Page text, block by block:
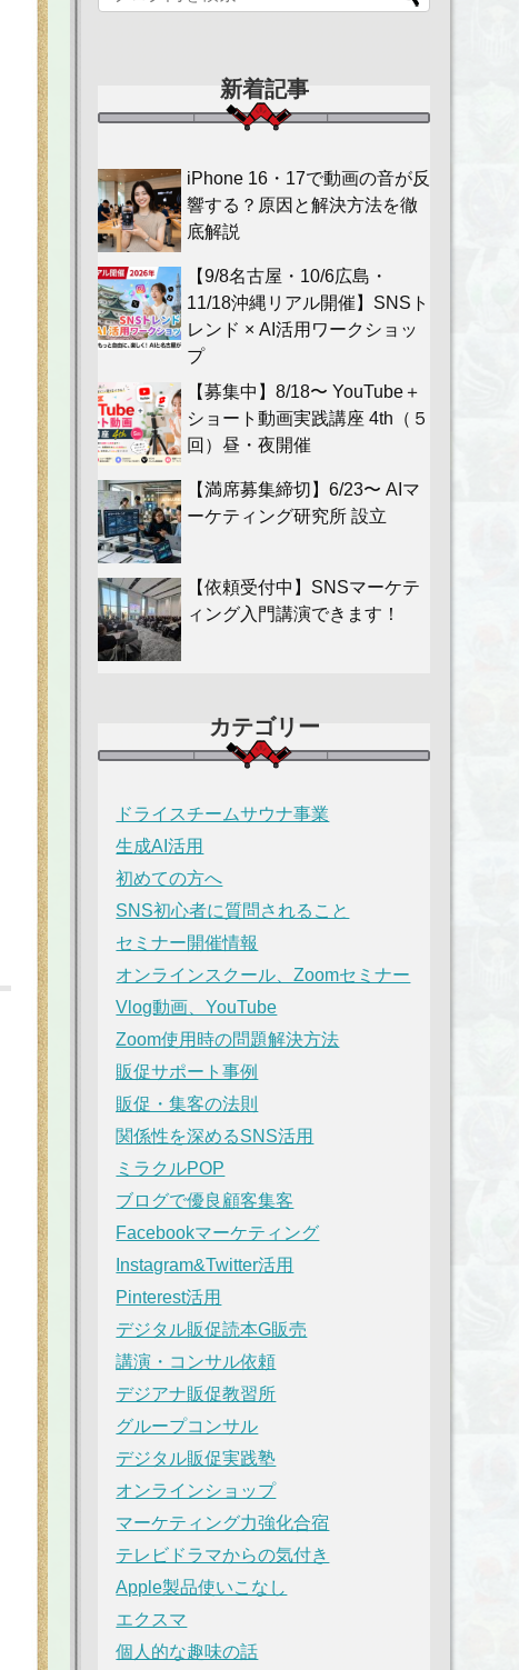
新着記事
iPhone 16・17で動画の音が反
響する？原因と解決方法を徹
底解説
【9/8名古屋・10/6広島・
11/18沖縄リアル開催】SNSト
レンド × AI活用ワークショッ
プ
【募集中】8/18〜 YouTube＋
ショート動画実践講座 4th（５
回）昼・夜開催
【満席募集締切】6/23〜 AIマ
ーケティング研究所 設立
【依頼受付中】SNSマーケテ
ィング入門講演できます！
カテゴリー
ドライスチームサウナ事業
生成AI活用
初めての方へ
SNS初心者に質問されること
セミナー開催情報
オンラインスクール、Zoomセミナー
Vlog動画、YouTube
Zoom使用時の問題解決方法
販促サポート事例
販促・集客の法則
関係性を深めるSNS活用
ミラクルPOP
ブログで優良顧客集客
Facebookマーケティング
Instagram&Twitter活用
Pinterest活用
デジタル販促読本G販売
講演・コンサル依頼
デジアナ販促教習所
グループコンサル
デジタル販促実践塾
オンラインショップ
マーケティング力強化合宿
テレビドラマからの気付き
Apple製品使いこなし
エクスマ
個人的な趣味の話